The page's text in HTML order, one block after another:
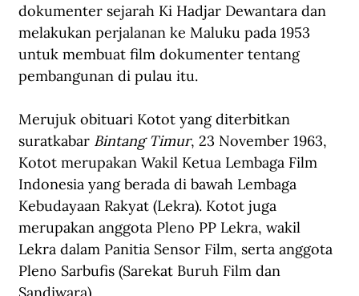
dokumenter sejarah Ki Hadjar Dewantara dan
melakukan perjalanan ke Maluku pada 1953
untuk membuat film dokumenter tentang
pembangunan di pulau itu.
Merujuk obituari Kotot yang diterbitkan
suratkabar Bintang Timur, 23 November 1963,
Kotot merupakan Wakil Ketua Lembaga Film
Indonesia yang berada di bawah Lembaga
Kebudayaan Rakyat (Lekra). Kotot juga
merupakan anggota Pleno PP Lekra, wakil
Lekra dalam Panitia Sensor Film, serta anggota
Pleno Sarbufis (Sarekat Buruh Film dan